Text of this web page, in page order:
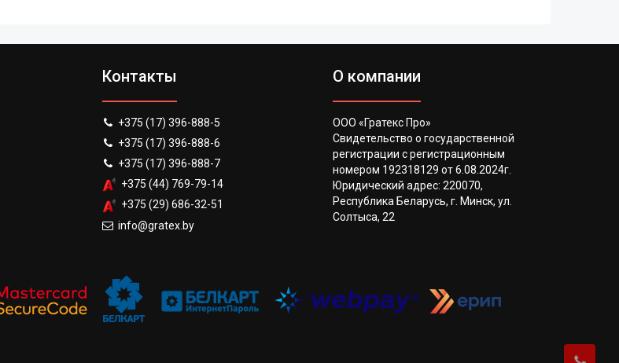
Контакты
+375 (17) 396-888-5
+375 (17) 396-888-6
+375 (17) 396-888-7
+375 (44) 769-79-14
+375 (29) 686-32-51
info@gratex.by
О компании
ООО «Гратекс Про»
Свидетельство о государственной
регистрации с регистрационным
номером 192318129 от 6.08.2024г.
Юридический адрес: 220070,
Республика Беларусь, г. Минск, ул.
Солтыса, 22